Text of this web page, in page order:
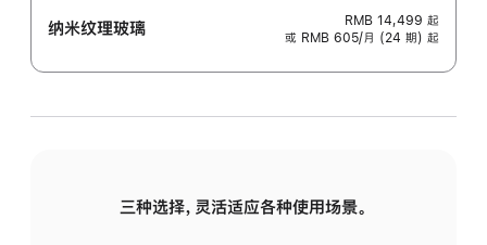
纳米纹理玻璃 RMB 14,499 起
或 RMB 605/月 (24 期) 起
三种选择，灵活适应各种使用场景。